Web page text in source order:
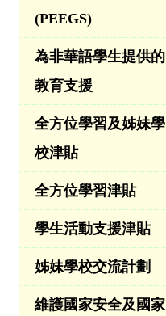
(PEEGS)
為非華語學生提供的
教育支援
全方位學習及姊妹學
校津貼
全方位學習津貼
學生活動支援津貼
姊妹學校交流計劃
維護國家安全及國家